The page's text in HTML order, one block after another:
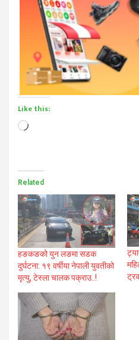
Like this:
Loading…
Related
हङकङको युन लङमा सडक
दुर्घटना: १९ वर्षीया नेपाली युवतीको
मृत्यु, टेस्ला चालक पक्राउ..!